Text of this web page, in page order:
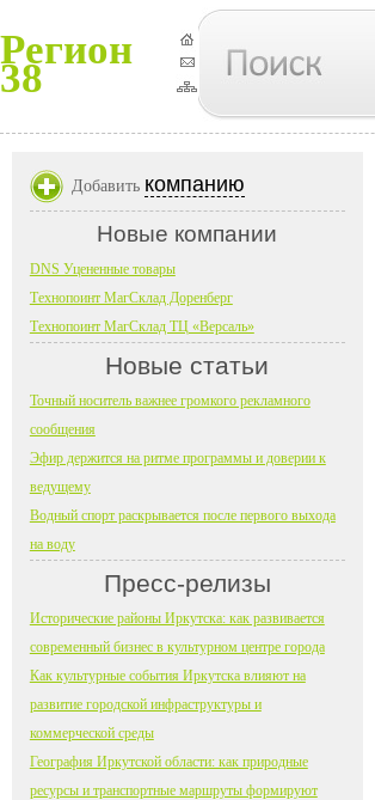
Регион
38
Добавить компанию
Новые компании
DNS Уцененные товары
Технопоинт МагСклад Доренберг
Технопоинт МагСклад ТЦ «Версаль»
Новые статьи
Точный носитель важнее громкого рекламного
сообщения
Эфир держится на ритме программы и доверии к
ведущему
Водный спорт раскрывается после первого выхода
на воду
Пресс-релизы
Исторические районы Иркутска: как развивается
современный бизнес в культурном центре города
Как культурные события Иркутска влияют на
развитие городской инфраструктуры и
коммерческой среды
География Иркутской области: как природные
ресурсы и транспортные маршруты формируют